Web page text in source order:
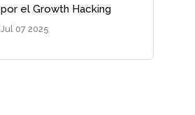
por el Growth Hacking
Jul 07 2025